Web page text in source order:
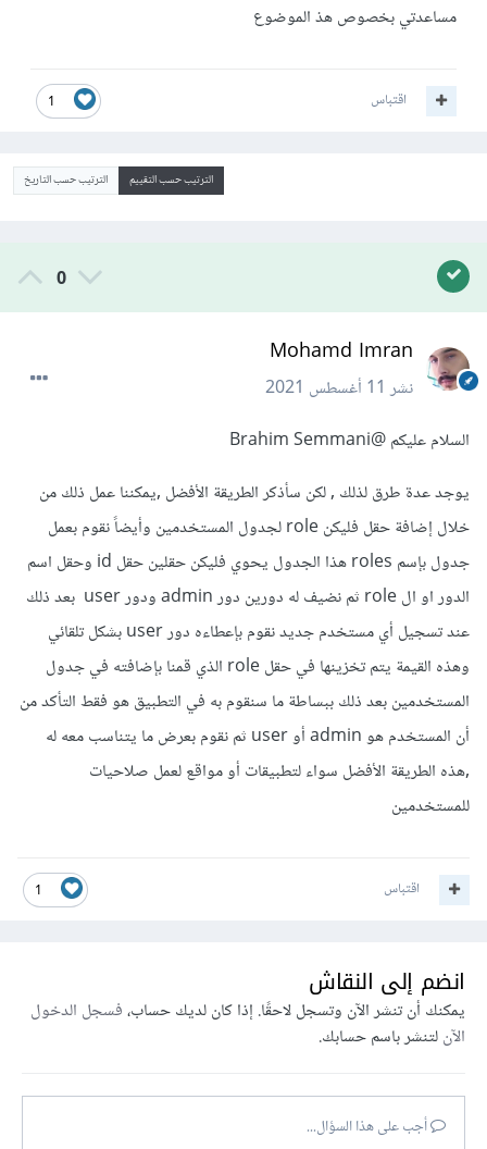
مساعدتي بخصوص هذ الموضوع
1 اقتباس
الترتيب حسب التقييم الترتيب حسب التاريخ
0
Mohamd Imran
نشر11 أغسطس 2021
السلام عليكم@Brahim Semmani
يوجد عدة طرق لذلك , لكن سأذكر الطريقة الأفضل ,يمكننا عمل ذلك من
خلال إضافة حقل فليكن role لجدول المستخدمين وأيضاً نقوم بعمل
جدول بإسم roles هذا الجدول يحوي فليكن حقلين حقل id وحقل اسم
الدور او ال role ثم نضيف له دورين دور admin ودور user بعد ذلك
عند تسجيل أي مستخدم جديد نقوم بإعطاءه دور user بشكل تلقائي
وهذه القيمة يتم تخزينها في حقل role الذي قمنا بإضافته في جدول
المستخدمين بعد ذلك ببساطة ما سنقوم به في التطبيق هو فقط التأكد من
أن المستخدم هو admin أو user ثم نقوم بعرض ما يتناسب معه له
,هذه الطريقة الأفضل سواء لتطبيقات أو مواقع لعمل صلاحيات
للمستخدمين
1 اقتباس
انضم إلى النقاش
يمكنك أن تنشر الآن وتسجل لاحقًا. إذا كان لديك حساب،فسجل الدخول
الآنلتنشر باسم حسابك.
أجب على هذا السؤال...